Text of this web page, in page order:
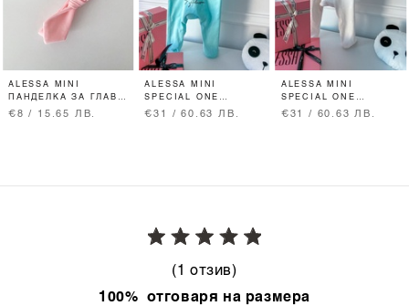
ALESSA MINI
ПАНДЕЛКА ЗА ГЛАВА
- PINK
€8 / 15.65 ЛВ.
ALESSA MINI
SPECIAL ONE
РОМПЪР С КОПЧЕТА
€31 / 60.63 ЛВ.
ALESSA MINI
SPECIAL ONE
РОМПЪР С КОПЧЕТА
€31 / 60.63 ЛВ.
(1 отзив)
100% отговаря на размера